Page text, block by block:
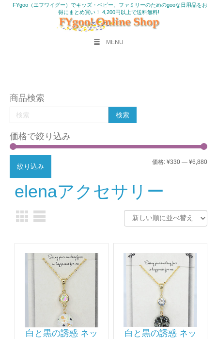
FYgoo（エフワイグー）でキッズ・ベビー、ファミリーのためのgooな日用品をお
得にまとめ買い！ 4,200円以上で送料無料!
MENU
商品検索
価格で絞り込み
最
最
絞り込み
価格: ¥330 — ¥6,880
elenaアクセサリー
白と黒の誘惑 ネッ
白と黒の誘惑 ネッ